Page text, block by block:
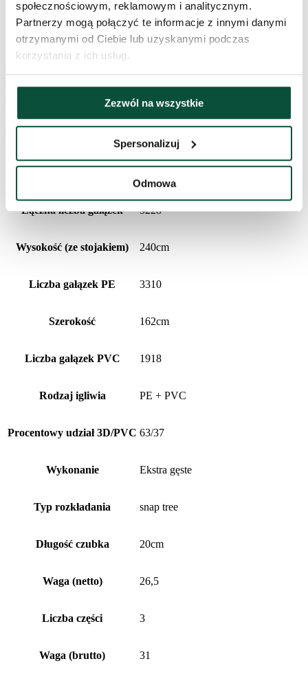
społecznościowym, reklamowym i analitycznym.
Partnerzy mogą połączyć te informacje z innymi danymi
otrzymanymi od Ciebie lub uzyskanymi podczas
korzystania z ich usług.
Zezwól na wszystkie
Spersonalizuj
Odmowa
stalowa konstrukcja i metalowy stojak w zestawie
idealna baza pod wszelkiego rodzaju ozdoby świąteczne
to choinka sztuczna jak żywa!
Parametry produktu
Łączna liczba gałązek 5228
Wysokość (ze stojakiem) 240cm
Liczba gałązek PE 3310
Szerokość 162cm
Liczba gałązek PVC 1918
Rodzaj igliwia PE + PVC
Procentowy udział 3D/PVC 63/37
Wykonanie Ekstra gęste
Typ rozkładania snap tree
Długość czubka 20cm
Waga (netto) 26,5
Liczba części 3
Waga (brutto) 31